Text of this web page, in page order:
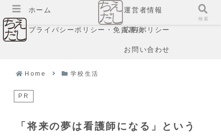
ホーム 運営者情報
プライバシーポリシー・免責事項広告ポリシー
お問い合わせ
Home 学校生活
PR
「将来の夢は看護師になる」という
メニュー 検索